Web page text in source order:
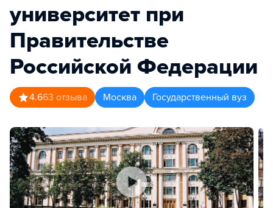
университет при
Правительстве
Российской Федерации
4.663 отзыва Москва Государственный вуз